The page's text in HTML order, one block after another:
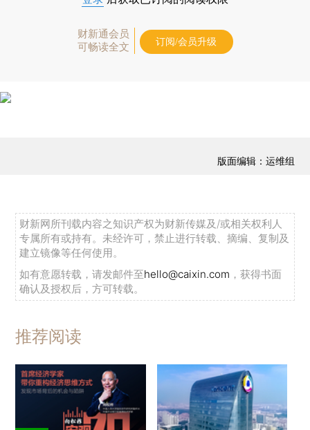
财新通会员
可畅读全文
订阅/会员升级
版面编辑：运维组
财新网所刊载内容之知识产权为财新传媒及/或相关权利人
专属所有或持有。未经许可，禁止进行转载、摘编、复制及
建立镜像等任何使用。
如有意愿转载，请发邮件至hello@caixin.com ，获得书面
确认及授权后，方可转载。
推荐阅读